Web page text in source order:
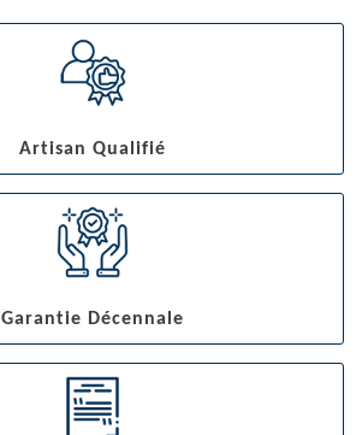
Artisan Qualifié
Garantie Décennale